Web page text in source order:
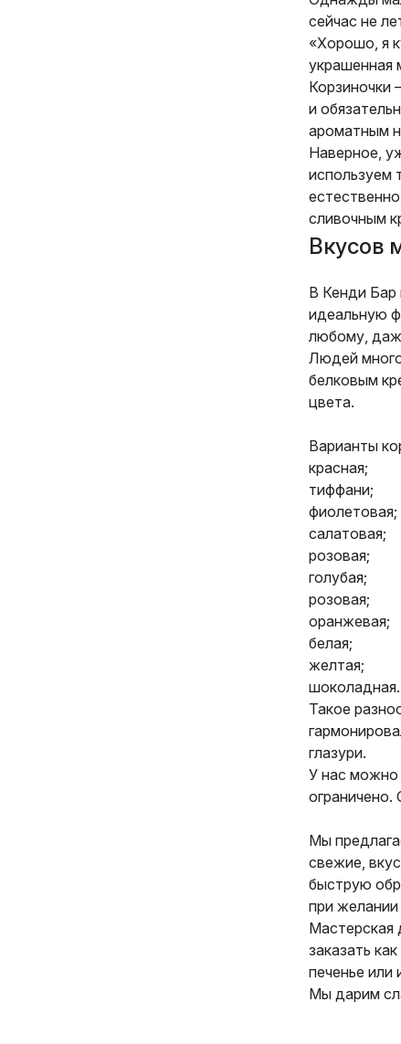
сейчас не
«Хорошо, я
украшенная
Корзиночки
и
ароматным
Наверное,
используем
сливочным
Вкусов
В Кенди Бар
идеальную
любому,
Людей
белковым
цвета.
Варианты
красная;
тиффани;
фиолетовая;
салатовая;
розовая;
голубая;
розовая;
оранжевая;
белая;
желтая;
шоколадная.
Такое
глазури.
У нас можно
Мы
свежие,
быструю
при
Мастерская
заказать
печенье
Мы дарим